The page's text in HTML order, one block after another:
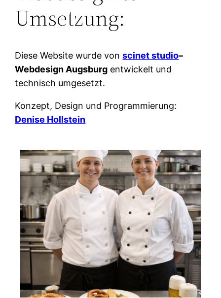
Umsetzung:
Diese Website wurde vonscinet studio–
Webdesign Augsburg entwickelt und
technisch umgesetzt.
Konzept, Design und Programmierung:
Denise Hollstein